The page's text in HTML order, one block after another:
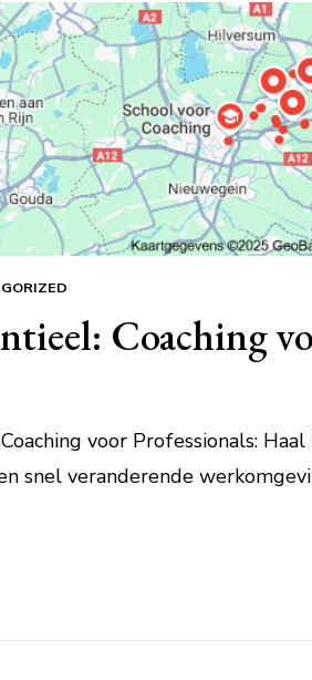
Coaching
voor Professionals:
snel veranderende